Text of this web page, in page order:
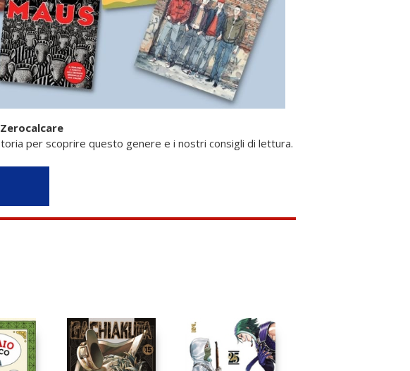
per scoprire questo genere e i nostri consigli di lettura.